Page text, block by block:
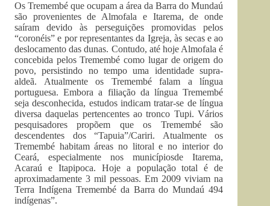
Os Tremembé que ocupam a área da Barra do Mundaú
são provenientes de Almofala e Itarema, de onde
saíram devido às perseguições promovidas pelos
“coronéis” e por representantes da Igreja, às secas e ao
deslocamento das dunas. Contudo, até hoje Almofala é
concebida pelos Tremembé como lugar de origem do
povo, persistindo no tempo uma identidade supra-
aldeã. Atualmente os Tremembé falam a língua
portuguesa. Embora a filiação da língua Tremembé
seja desconhecida, estudos indicam tratar-se de língua
diversa daquelas pertencentes ao tronco Tupi. Vários
pesquisadores propõem que os Tremembé são
descendentes dos “Tapuia”/Cariri. Atualmente os
Tremembé habitam áreas no litoral e no interior do
Ceará, especialmente nos municípiosde Itarema,
Acaraú e Itapipoca. Hoje a população total é de
aproximadamente 3 mil pessoas. Em 2009 viviam na
Terra Indígena Tremembé da Barra do Mundaú 494
indígenas”.